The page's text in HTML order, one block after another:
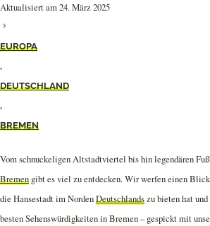
Aktualisiert am 24. März 2025
EUROPA
,
DEUTSCHLAND
,
BREMEN
Vom schnuckeligen Altstadtviertel bis hin legendären
Bremen gibt es viel zu entdecken. Wir werfen einen
die Hansestadt im NordenDeutschlandszu bieten hat
besten Sehenswürdigkeiten in Bremen – gespickt mit